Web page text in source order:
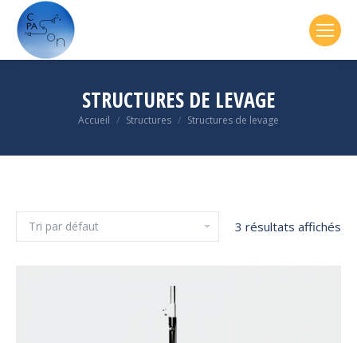
STRUCTURES DE LEVAGE
Vous êtes ici :
Accueil Structures Structures de levage
3 résultats affichés